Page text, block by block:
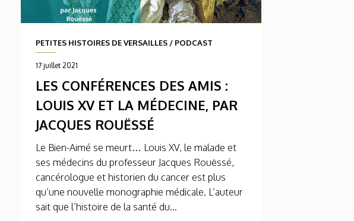
PETITES HISTOIRES DE VERSAILLES / PODCAST
17 juillet 2021
LES CONFÉRENCES DES AMIS :
LOUIS XV ET LA MÉDECINE, PAR
JACQUES ROUËSSÉ
Le Bien-Aimé se meurt… Louis XV, le malade et
ses médecins du professeur Jacques Rouëssé,
cancérologue et historien du cancer est plus
qu’une nouvelle monographie médicale. L’auteur
sait que l’histoire de la santé du...